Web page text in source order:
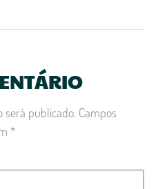
será publicado. Campos
*